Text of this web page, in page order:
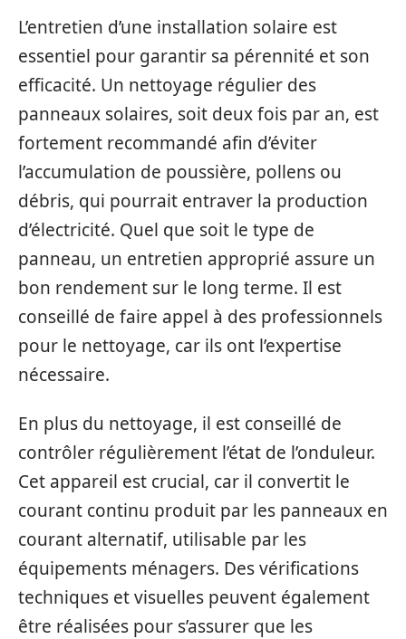
L’entretien d’une installation solaire est
essentiel pour garantir sa pérennité et son
efficacité. Un nettoyage régulier des
panneaux solaires, soit deux fois par an, est
fortement recommandé afin d’éviter
l’accumulation de poussière, pollens ou
débris, qui pourrait entraver la production
d’électricité. Quel que soit le type de
panneau, un entretien approprié assure un
bon rendement sur le long terme. Il est
conseillé de faire appel à des professionnels
pour le nettoyage, car ils ont l’expertise
nécessaire.
En plus du nettoyage, il est conseillé de
contrôler régulièrement l’état de l’onduleur.
Cet appareil est crucial, car il convertit le
courant continu produit par les panneaux en
courant alternatif, utilisable par les
équipements ménagers. Des vérifications
techniques et visuelles peuvent également
être réalisées pour s’assurer que les